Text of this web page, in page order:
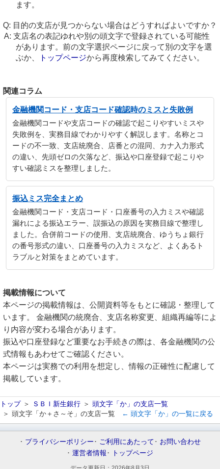
ます。
目的の支店が見つからない場合はどうすればよいですか？
支店名の表記ゆれや別の頭文字で登録されている可能性
があります。前の文字選択ページに戻って別の文字を選
ぶか、
トップページから再度検索してみてください。
関連コラム
金融機関コード・支店コード確認時のミスと失敗例
金融機関コードや支店コードの確認で起こりやすいミスや
失敗例を、実務目線でわかりやすく解説します。名称とコ
ードの不一致、支店統廃合、店番との混同、カナ入力形式
の違い、先頭ゼロの欠落など、振込や口座登録で起こりや
すい確認ミスを整理しました。
振込ミス完全まとめ
金融機関コード・支店コード・口座番号の入力ミスや確認
漏れによる振込エラー、誤振込の原因を実務目線で整理し
ました。合併前コードの使用、支店統廃合、ゆうちょ銀行
の番号形式の違い、口座番号の入力ミスなど、よくあるト
ラブルと対策をまとめています。
掲載情報について
本ページの掲載情報は、公開資料等をもとに確認・整理して
います。 金融機関の統廃合、支店名称変更、組織再編等によ
り内容が変わる場合があります。
振込や口座登録など重要なお手続きの際は、各金融機関の公
式情報もあわせてご確認ください。
本ページは実務での利用を想定し、情報の正確性に配慮して
掲載しています。
トップ ＳＢＩ新生銀行
頭文字「か」の支店一覧
頭文字「か＋さ～そ」の支店一覧
← 頭文字「か」の一覧に戻る
プライバシーポリシー ご利用にあたって
お問い合わせ
運営者情報
トップページ